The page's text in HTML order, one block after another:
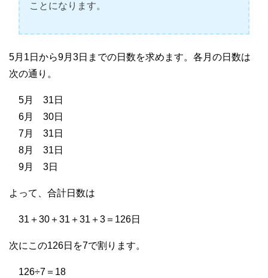
ことになります。
5月1日から9月3日までの日数を求めます。各月の日数は
次の通り。
5月 31日
6月 30日
7月 31日
8月 31日
9月 3日
よって、合計日数は
31＋30＋31＋31＋3＝126日
次にこの126日を7で割ります。
126÷7＝18